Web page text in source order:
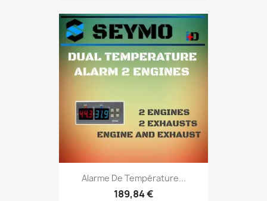
Alarme De Température...
189,84 €